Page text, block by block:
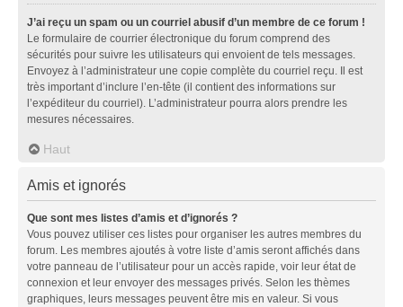
J’ai reçu un spam ou un courriel abusif d’un membre de ce forum !
Le formulaire de courrier électronique du forum comprend des
sécurités pour suivre les utilisateurs qui envoient de tels messages.
Envoyez à l’administrateur une copie complète du courriel reçu. Il est
très important d’inclure l’en-tête (il contient des informations sur
l’expéditeur du courriel). L’administrateur pourra alors prendre les
mesures nécessaires.
Haut
Amis et ignorés
Que sont mes listes d’amis et d’ignorés ?
Vous pouvez utiliser ces listes pour organiser les autres membres du
forum. Les membres ajoutés à votre liste d’amis seront affichés dans
votre panneau de l’utilisateur pour un accès rapide, voir leur état de
connexion et leur envoyer des messages privés. Selon les thèmes
graphiques, leurs messages peuvent être mis en valeur. Si vous